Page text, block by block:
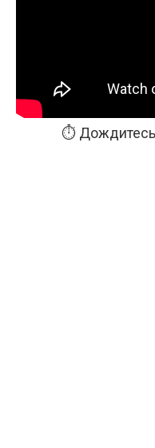
⏱️ Дождитесь